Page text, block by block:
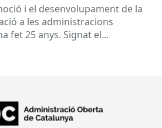
i el desenvolupament de la
a les administracions
fet 25 anys. Signat el...